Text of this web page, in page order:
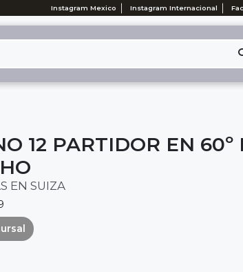
Instagram Mexico Instagram Internacional
12 PARTIDOR EN 60º
EN SUIZA